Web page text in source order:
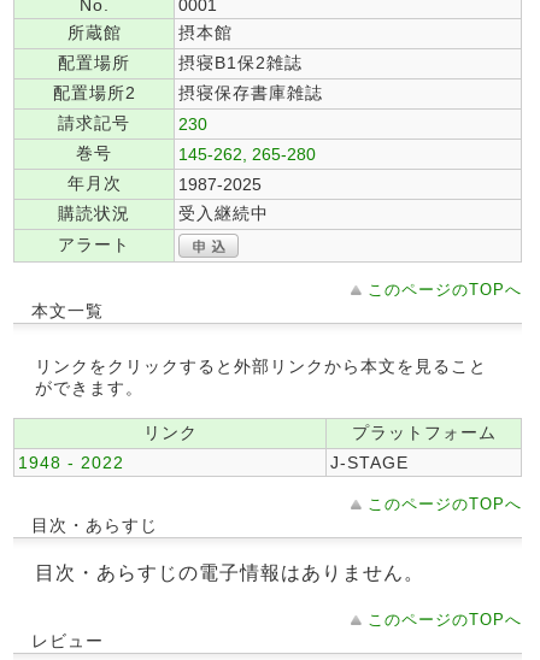
No.
0001
所蔵館
摂本館
配置場所
摂寝B1保2雑誌
配置場所2
摂寝保存書庫雑誌
請求記号
230
巻号
145-262, 265-280
年月次
1987-2025
購読状況
受入継続中
アラート
このページのTOPへ
本文一覧
リンクをクリックすると外部リンクから本文を見ること
ができます。
リンク
プラットフォーム
1948 - 2022
J-STAGE
このページのTOPへ
目次・あらすじ
目次・あらすじの電子情報はありません。
このページのTOPへ
レビュー